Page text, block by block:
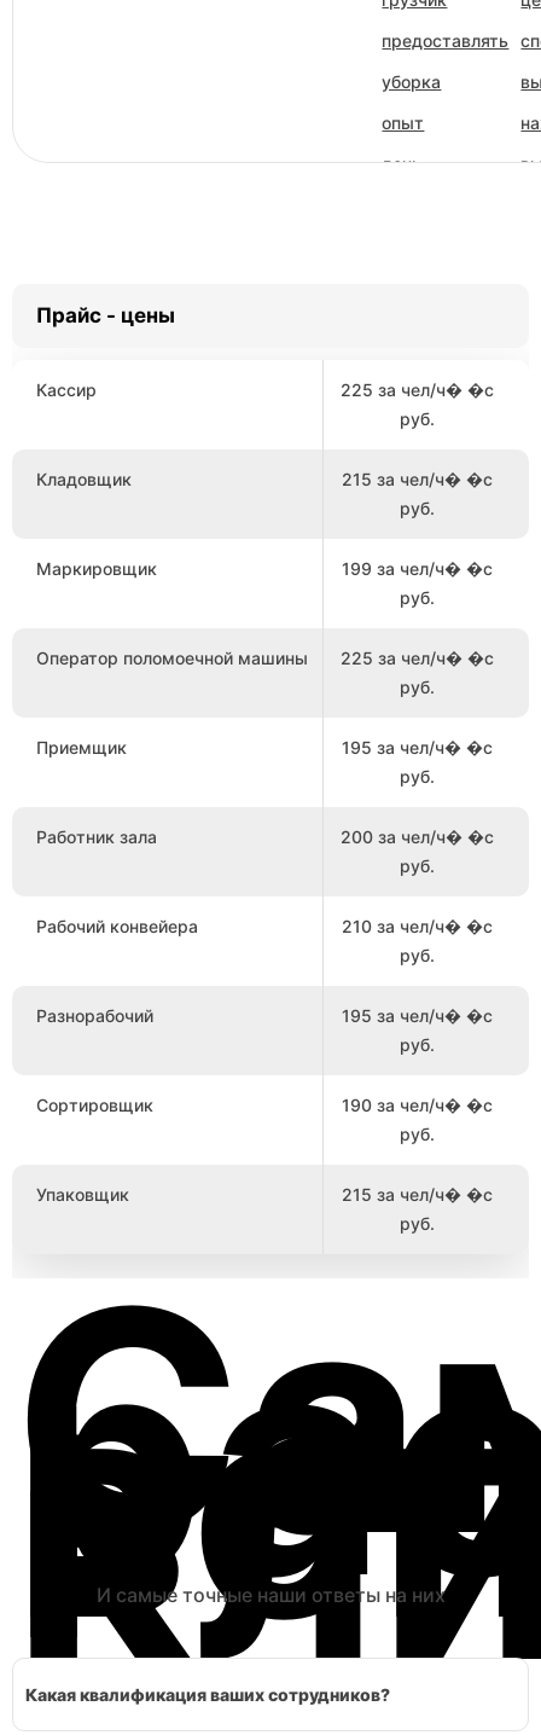
предоставлять
уборка
опыт
день
работодатель
Прайс - цены
Кассир
225 за чел/ч� �с
руб.
Кладовщик
215 за чел/ч� �с
руб.
Маркировщик
199 за чел/ч� �с
руб.
Оператор поломоечной машины
225 за чел/ч� �с
руб.
Приемщик
195 за чел/ч� �с
руб.
Работник зала
200 за чел/ч� �с
руб.
Рабочий конвейера
210 за чел/ч� �с
руб.
Разнорабочий
195 за чел/ч� �с
руб.
Сортировщик
190 за чел/ч� �с
руб.
Упаковщик
215 за чел/ч� �с
руб.
И самые точные наши ответы на них
Какая квалификация ваших сотрудников?